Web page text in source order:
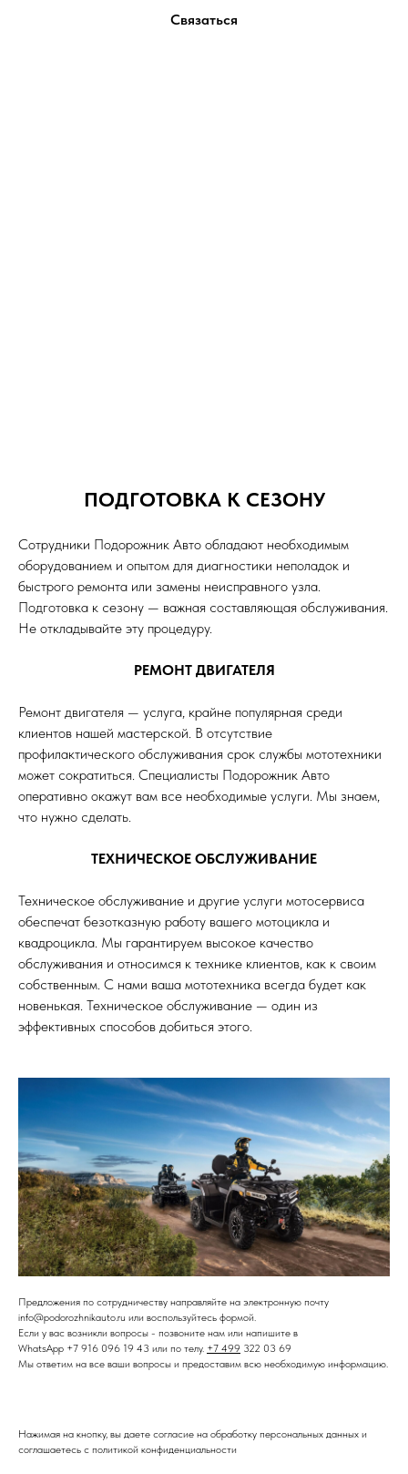
Связаться
ПОДГОТОВКА К СЕЗОНУ
Сотрудники Подорожник Авто обладают необходимым
оборудованием и опытом для диагностики неполадок и
быстрого ремонта или замены неисправного узла.
Подготовка к сезону — важная составляющая обслуживания.
Не откладывайте эту процедуру.
РЕМОНТ ДВИГАТЕЛЯ
Ремонт двигателя — услуга, крайне популярная среди
клиентов нашей мастерской. В отсутствие
профилактического обслуживания срок службы мототехники
может сократиться. Специалисты Подорожник Авто
оперативно окажут вам все необходимые услуги. Мы знаем,
что нужно сделать.
ТЕХНИЧЕСКОЕ ОБСЛУЖИВАНИЕ
Техническое обслуживание и другие услуги мотосервиса
обеспечат безотказную работу вашего мотоцикла и
квадроцикла. Мы гарантируем высокое качество
обслуживания и относимся к технике клиентов, как к своим
собственным. С нами ваша мототехника всегда будет как
новенькая. Техническое обслуживание — один из
эффективных способов добиться этого.
Предложения по сотрудничеству направляйте на электронную почту
info@podorozhnikauto.ru или воспользуйтесь формой.
Если у вас возникли вопросы - позвоните нам или напишите в
WhatsApp +7 916 096 19 43 или по телу. +7 499 322 03 69
Мы ответим на все ваши вопросы и предоставим всю необходимую информацию.
Нажимая на кнопку, вы даете согласие на обработку персональных данных и
соглашаетесь c политикой конфиденциальности